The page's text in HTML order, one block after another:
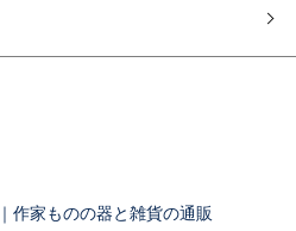
作家ものの器と雑貨の通販